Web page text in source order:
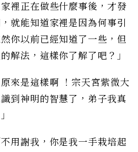
裡正在做些什麼事後，才發
就能知道家裡是因為何事引
你以前已經知道了一些，但
解法，這樣你了解了吧？」
原來是這樣啊 ！宗天宮紫微大
到神明的智慧了，弟子我真
用謝我，你是我一手栽培起